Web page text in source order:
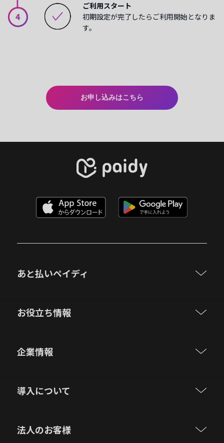
ご利用スタート
初期設定が完了したらご利用開始となりま
す。
お申し込みはこちら
あと払いペイディ
お役立ち情報
企業情報
導入について
法人のお客様